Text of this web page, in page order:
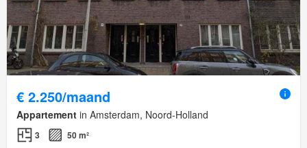
€ 2.250/maand
Appartement in Amsterdam, Noord-Holland
3 50 m²